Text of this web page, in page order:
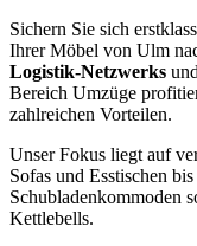
Sichern Sie sich
Ihrer Möbel von Ulm
Logistik-Netzwerks
Bereich Umzüge
zahlreichen Vorteilen.
Unser Fokus liegt auf
Sofas und Esstischen
Schubladenkommoden
Kettlebells.